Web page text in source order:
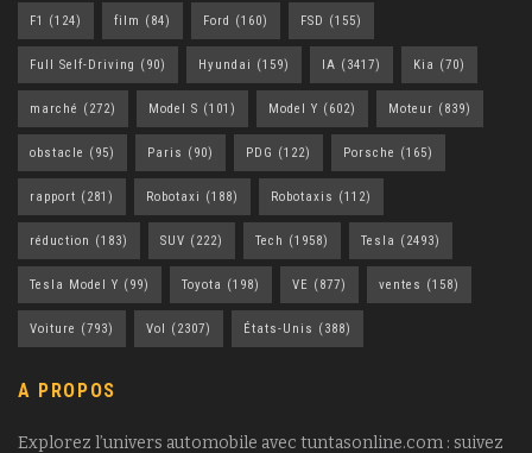
F1 (124) film (84) Ford (160) FSD (155)
Full Self-Driving (90) Hyundai (159) IA (3417) Kia (70)
marché (272) Model S (101) Model Y (602) Moteur (839)
obstacle (95) Paris (90) PDG (122) Porsche (165)
rapport (281) Robotaxi (188) Robotaxis (112)
réduction (183) SUV (222) Tech (1958) Tesla (2493)
Tesla Model Y (99) Toyota (198) VE (877) ventes (158)
Voiture (793) Vol (2307) États-Unis (388)
A PROPOS
Explorez l’univers automobile avec tuntasonline.com : suivez